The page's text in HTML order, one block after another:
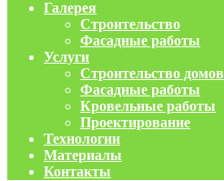
Галерея
Строительство
Фасадные работы
Услуги
Строительство домов
Фасадные работы
Кровельные работы
Проектирование
Технологии
Материалы
Контакты